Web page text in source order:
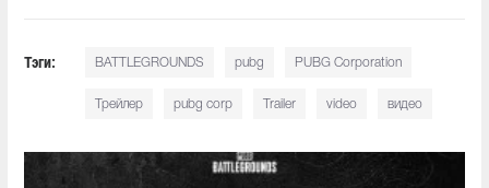
Тэги: BATTLEGROUNDS pubg PUBG Corporation
Трейлер pubg corp Trailer video видео